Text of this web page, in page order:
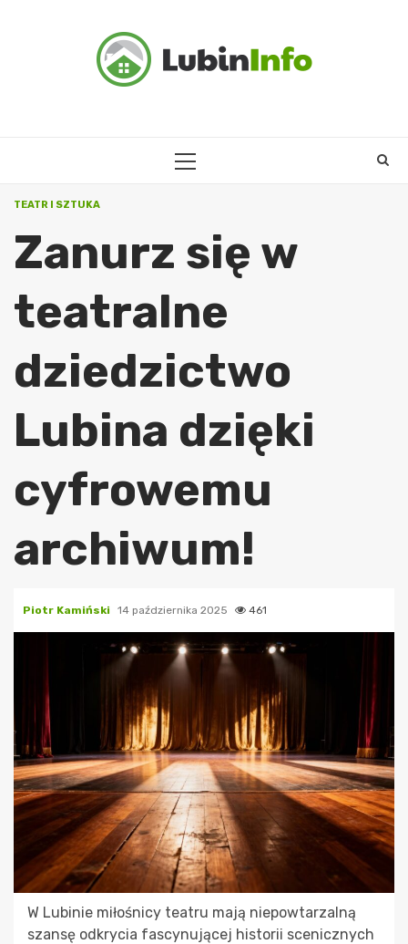
PRIMARY
TEATR I SZTUKA
Zanurz się w
teatralne
dziedzictwo
Lubina dzięki
cyfrowemu
archiwum!
Piotr Kamiński 14 października 2025 461
W Lubinie miłośnicy teatru mają niepowtarzalną
szansę odkrycia fascynującej historii scenicznych